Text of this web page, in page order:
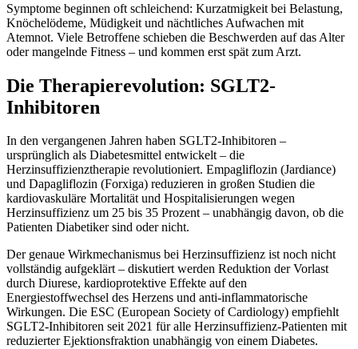
Symptome beginnen oft schleichend: Kurzatmigkeit bei Belastung,
Knöchelödeme, Müdigkeit und nächtliches Aufwachen mit
Atemnot. Viele Betroffene schieben die Beschwerden auf das Alter
oder mangelnde Fitness – und kommen erst spät zum Arzt.
Die Therapierevolution: SGLT2-
Inhibitoren
In den vergangenen Jahren haben SGLT2-Inhibitoren –
ursprünglich als Diabetesmittel entwickelt – die
Herzinsuffizienztherapie revolutioniert. Empagliflozin (Jardiance)
und Dapagliflozin (Forxiga) reduzieren in großen Studien die
kardiovaskuläre Mortalität und Hospitalisierungen wegen
Herzinsuffizienz um 25 bis 35 Prozent – unabhängig davon, ob die
Patienten Diabetiker sind oder nicht.
Der genaue Wirkmechanismus bei Herzinsuffizienz ist noch nicht
vollständig aufgeklärt – diskutiert werden Reduktion der Vorlast
durch Diurese, kardioprotektive Effekte auf den
Energiestoffwechsel des Herzens und anti-inflammatorische
Wirkungen. Die ESC (European Society of Cardiology) empfiehlt
SGLT2-Inhibitoren seit 2021 für alle Herzinsuffizienz-Patienten mit
reduzierter Ejektionsfraktion unabhängig von einem Diabetes.